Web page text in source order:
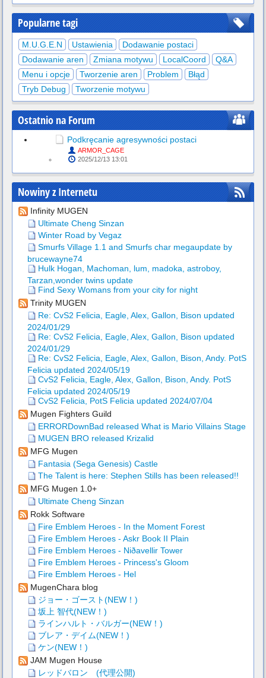
Popularne tagi
M.U.G.E.N Ustawienia
Dodawanie postaci
Dodawanie aren
Zmiana motywu LocalCoord
Q&A
Menu i opcje
Tworzenie aren Problem
Błąd
Tryb Debug
Tworzenie motywu
Ostatnio na Forum
Podkręcanie agresywności postaci
ARMOR_CAGE
2025/12/13 13:01
Nowiny z Internetu
Infinity MUGEN
Ultimate Cheng Sinzan
Winter Road by Vegaz
Smurfs Village 1.1 and Smurfs char megaupdate by
brucewayne74
Hulk Hogan, Machoman, lum, madoka, astroboy,
Tarzan,wonder twins update
Find Sexy Womans from your city for night
Trinity MUGEN
Re: CvS2 Felicia, Eagle, Alex, Gallon, Bison updated
2024/01/29
Re: CvS2 Felicia, Eagle, Alex, Gallon, Bison updated
2024/01/29
Re: CvS2 Felicia, Eagle, Alex, Gallon, Bison, Andy. PotS
Felicia updated 2024/05/19
CvS2 Felicia, Eagle, Alex, Gallon, Bison, Andy. PotS
Felicia updated 2024/05/19
CvS2 Felicia, PotS Felicia updated 2024/07/04
Mugen Fighters Guild
ERRORDownBad released What is Mario Villains Stage
MUGEN BRO released Krizalid
MFG Mugen
Fantasia (Sega Genesis) Castle
The Talent is here: Stephen Stills has been released!!
MFG Mugen 1.0+
Ultimate Cheng Sinzan
Rokk Software
Fire Emblem Heroes - In the Moment Forest
Fire Emblem Heroes - Askr Book II Plain
Fire Emblem Heroes - Niðavellir Tower
Fire Emblem Heroes - Princess's Gloom
Fire Emblem Heroes - Hel
MugenChara blog
ジョー・ゴースト(NEW！)
坂上 智代(NEW！)
ラインハルト・バルガー(NEW！)
ブレア・デイム(NEW！)
ケン(NEW！)
JAM Mugen House
レッドバロン (代理公開)